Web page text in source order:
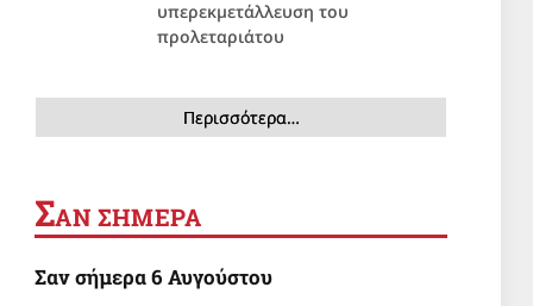
υπερεκμετάλλευση του
προλεταριάτου
Περισσότερα…
ΣΑΝ ΣΗΜΕΡΑ
Σαν σήμερα 6 Αυγούστου